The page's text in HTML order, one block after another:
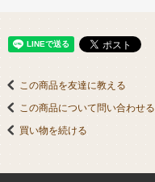
この商品を友達に教える
この商品について問い合わせる
買い物を続ける